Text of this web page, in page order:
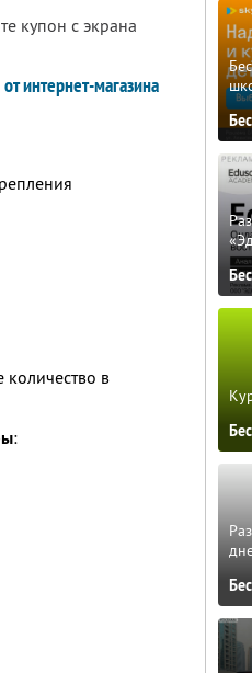
купон с экрана
интернет-магазина
в
: